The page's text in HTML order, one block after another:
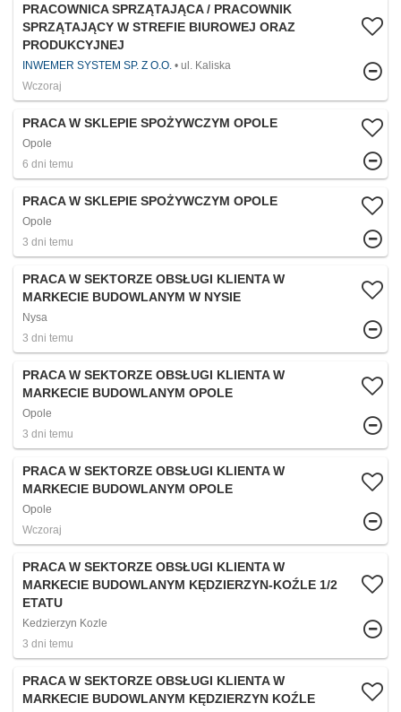
PRACOWNICA SPRZĄTAJĄCA / PRACOWNIK
SPRZĄTAJĄCY W STREFIE BIUROWEJ ORAZ
PRODUKCYJNEJ
INWEMER SYSTEM SP. Z O.O.
ul. Kaliska
Wczoraj
PRACA W SKLEPIE SPOŻYWCZYM OPOLE
Opole
6 dni temu
PRACA W SKLEPIE SPOŻYWCZYM OPOLE
Opole
3 dni temu
PRACA W SEKTORZE OBSŁUGI KLIENTA W
MARKECIE BUDOWLANYM W NYSIE
Nysa
3 dni temu
PRACA W SEKTORZE OBSŁUGI KLIENTA W
MARKECIE BUDOWLANYM OPOLE
Opole
3 dni temu
PRACA W SEKTORZE OBSŁUGI KLIENTA W
MARKECIE BUDOWLANYM OPOLE
Opole
Wczoraj
PRACA W SEKTORZE OBSŁUGI KLIENTA W
MARKECIE BUDOWLANYM KĘDZIERZYN-KOŹLE 1/2
ETATU
Kedzierzyn Kozle
3 dni temu
PRACA W SEKTORZE OBSŁUGI KLIENTA W
MARKECIE BUDOWLANYM KĘDZIERZYN KOŹLE